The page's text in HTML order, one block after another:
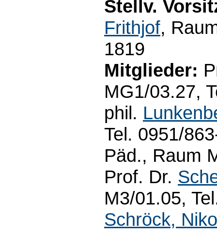
Stellv.
Frithjof,
1819
Mitglieder:
MG1/03.27,
phil.
Tel. 0951/
Päd., Raum
Prof. Dr.
M3/01.05,
Schröck,